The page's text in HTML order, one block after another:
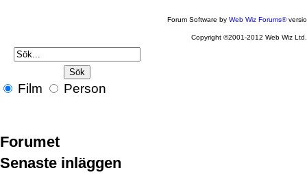
Forum Software byWeb Wiz Forums®
Copyright ©2001-2012 Web Wiz Ltd.
Film Person
Forumet
Senaste inläggen